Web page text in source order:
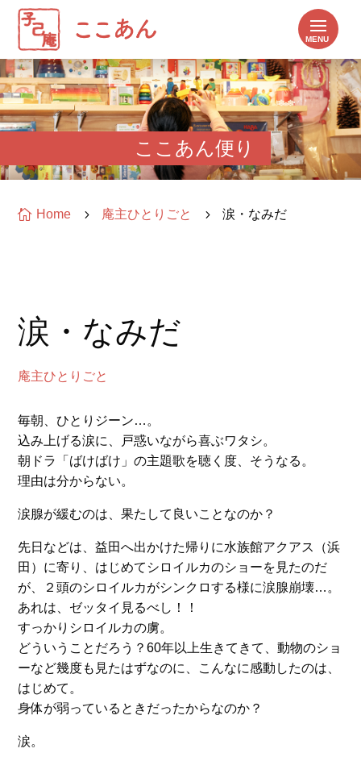
ここあん便り
 Home 5 庵主ひとりごと 5 涙・なみだ
涙・なみだ
庵主ひとりごと
毎朝、ひとりジーン…。
込み上げる涙に、戸惑いながら喜ぶワタシ。
朝ドラ「ばけばけ」の主題歌を聴く度、そうなる。
理由は分からない。
涙腺が緩むのは、果たして良いことなのか？
先日などは、益田へ出かけた帰りに水族館アクアス（浜
田）に寄り、はじめてシロイルカのショーを見たのだ
が、２頭のシロイルカがシンクロする様に涙腺崩壊…。
あれは、ゼッタイ見るべし！！
すっかりシロイルカの虜。
どういうことだろう？60年以上生きてきて、動物のショ
ーなど幾度も見たはずなのに、こんなに感動したのは、
はじめて。
身体が弱っているときだったからなのか？
涙。